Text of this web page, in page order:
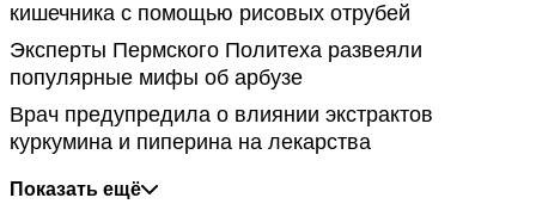
кишечника с помощью рисовых отрубей
Эксперты Пермского Политеха развеяли
популярные мифы об арбузе
Врач предупредила о влиянии экстрактов
куркумина и пиперина на лекарства
Показать ещё